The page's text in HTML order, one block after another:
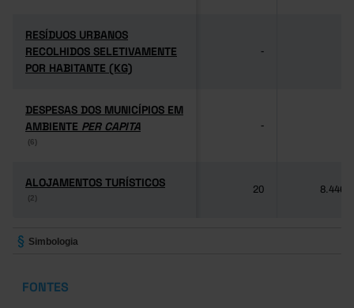
RESÍDUOS URBANOS
RECOLHIDOS SELETIVAMENTE
POR HABITANTE (KG)
RESÍDUOS URBANOS
RECOLHIDOS SELETIVAMENTE
POR HABITANTE (KG)
-
DESPESAS DOS MUNICÍPIOS EM
AMBIENTE PER CAPITA
(6)
DESPESAS DOS MUNICÍPIOS EM
AMBIENTE PER CAPITA
(6)
-
ALOJAMENTOS TURÍSTICOS
(2)
ALOJAMENTOS TURÍSTICOS
(2)
20 8.446
Simbologia
FONTES